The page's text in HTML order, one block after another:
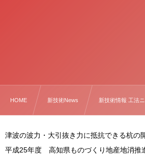
HOME 新技術News 新技術情報 工法
津波の波力・大引抜き力に抵抗できる杭の
平成25年度 高知県ものづくり地産地消推